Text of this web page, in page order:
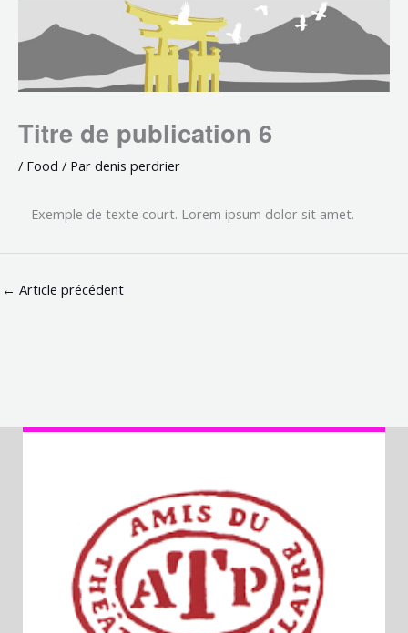
Titre de publication 6
/ Food / Par denis perdrier
Exemple de texte court. Lorem ipsum dolor sit amet.
← Article précédent